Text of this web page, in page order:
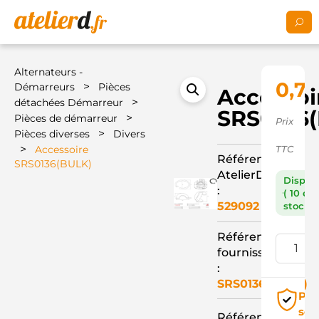
Alternateurs -
Démarreurs
>
Pièces
détachées Démarreur
>
Pièces de démarreur >
Pièces diverses > Divers
>
Accessoire
SRS0136(BULK)
Référence
AtelierD
:
529092
Référence
fournisseur
:
SRS0136(BULK)
0,71
Prix
TTC
( 10 en
stock )